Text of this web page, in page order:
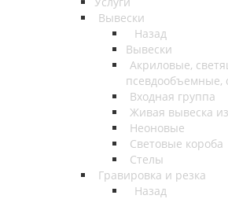
Вывески
Назад
Вывески
Акриловые,
псевдообъемные,
Входная группа
Живая вывеска
Неоновые
Световые короба
Стелы
Гравировка и резка
Назад